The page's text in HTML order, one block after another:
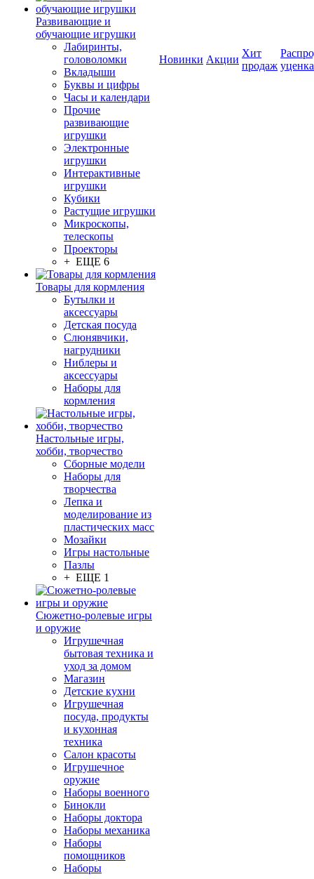
Развивающие и
обучающие игрушки
Лабиринты,
головоломки
Вкладыши
Буквы и цифры
Часы и календари
Прочие
развивающие
игрушки
Электронные
игрушки
Интерактивные
игрушки
Кубики
Растущие игрушки
Микроскопы,
телескопы
Проекторы
+ ЕЩЕ 6
Товары для кормления
Бутылки и
аксессуары
Детская посуда
Слюнявчики,
нагрудники
Ниблеры и
аксессуары
Наборы для
кормления
Настольные игры,
хобби, творчество
Сборные модели
Наборы для
творчества
Лепка и
моделирование из
пластических масс
Мозайки
Игры настольные
Пазлы
+ ЕЩЕ 1
Сюжетно-ролевые игры
и оружие
Игрушечная
бытовая техника и
уход за домом
Магазин
Детские кухни
Игрушечная
посуда, продукты
и кухонная
техника
Салон красоты
Игрушечное
оружие
Наборы военного
Бинокли
Наборы доктора
Наборы механика
Наборы
помощников
Наборы
Новинки Акции
Хит
продаж уценка